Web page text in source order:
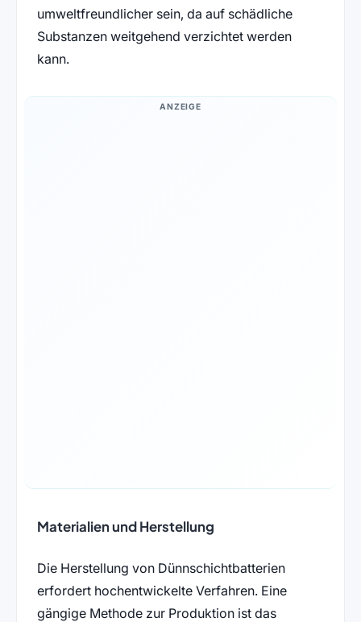
umweltfreundlicher sein, da auf schädliche
Substanzen weitgehend verzichtet werden
kann.
ANZEIGE
Materialien und Herstellung
Die Herstellung von Dünnschichtbatterien
erfordert hochentwickelte Verfahren. Eine
gängige Methode zur Produktion ist das